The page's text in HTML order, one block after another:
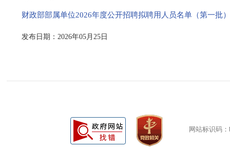
财政部部属单位2026年度公开招聘拟聘用人员名单（第一批
发布日期：2026年05月25日
网站标识码